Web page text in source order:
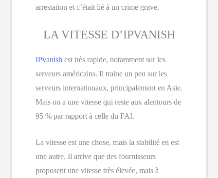
arrestation et c’était lié à un crime grave.
LA VITESSE D’IPVANISH
IPvanish est très rapide, notamment sur les
serveurs américains. Il traine un peu sur les
serveurs internationaux, principalement en Asie.
Mais on a une vitesse qui reste aux alentours de
95 % par rapport à celle du FAI.
La vitesse est une chose, mais la stabilité en est
une autre. Il arrive que des fournisseurs
proposent une vitesse très élevée, mais à